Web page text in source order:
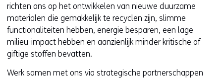
richten ons op het ontwikkelen van nieuwe duurzame
materialen die gemakkelijk te recyclen zijn, slimme
functionaliteiten hebben, energie besparen, een lage
milieu-impact hebben en aanzienlijk minder kritische of
giftige stoffen bevatten.
Werk samen met ons via strategische partnerschappen